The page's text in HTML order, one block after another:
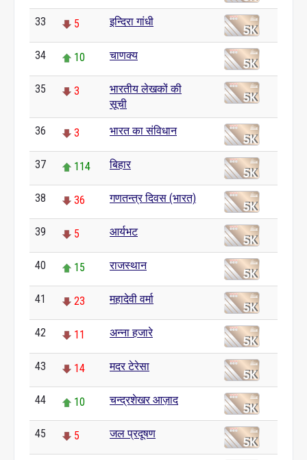
33 5 इन्दिरा गांधी
34 10 चाणक्य
35 3
भारतीय लेखकों की
सूची
36 3 भारत का संविधान
37 114 बिहार
38 36 गणतन्त्र दिवस (भारत)
39 5 आर्यभट
40 15 राजस्थान
41 23 महादेवी वर्मा
42 11 अन्ना हजारे
43 14 मदर टेरेसा
44 10 चन्द्रशेखर आज़ाद
45 5 जल प्रदूषण